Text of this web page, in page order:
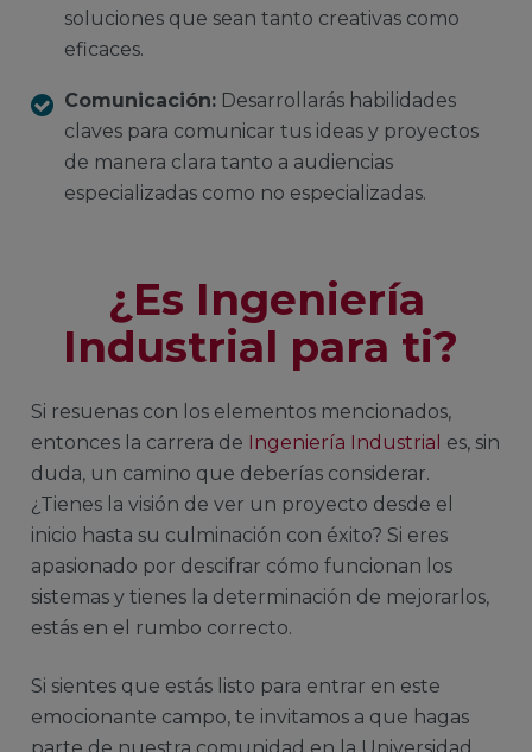
soluciones que sean tanto creativas como
eficaces.
Comunicación: Desarrollarás habilidades
claves para comunicar tus ideas y proyectos
de manera clara tanto a audiencias
especializadas como no especializadas.
¿Es Ingeniería
Industrial para ti?
Si resuenas con los elementos mencionados,
entonces la carrera de
Ingeniería Industrial es, sin
duda, un camino que deberías considerar.
¿Tienes la visión de ver un proyecto desde el
inicio hasta su culminación con éxito? Si eres
apasionado por descifrar cómo funcionan los
sistemas y tienes la determinación de mejorarlos,
estás en el rumbo correcto.
Si sientes que estás listo para entrar en este
emocionante campo, te invitamos a que hagas
parte de nuestra comunidad en la Universidad